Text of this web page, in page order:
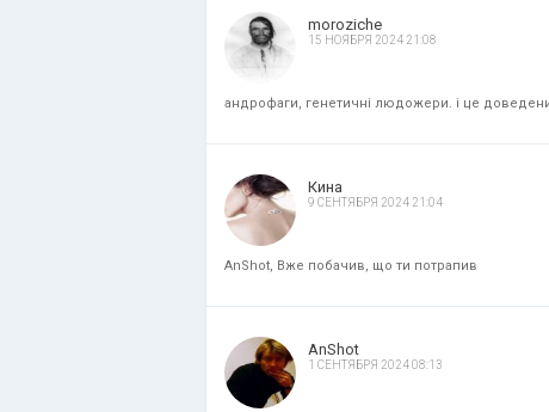
moroziche
15 НОЯБРЯ 2024 21:08
андрофаги, генетичні людожери. і це
Кина
9 СЕНТЯБРЯ 2024 21:04
AnShot, Вже побачив, що ти потрапив
AnShot
1 СЕНТЯБРЯ 2024 08:13